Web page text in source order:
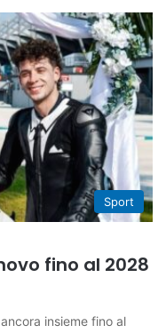
Sport
fino al 2028
insieme fino al